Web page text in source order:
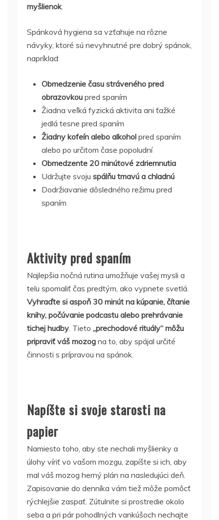
myšlienok.
Spánková hygiena sa vzťahuje na rôzne
návyky, ktoré sú nevyhnutné pre dobrý spánok,
napríklad:
Obmedzenie času stráveného pred
obrazovkou pred spaním
Žiadna veľká fyzická aktivita ani ťažké
jedlá tesne pred spaním
Žiadny kofeín alebo alkohol pred spaním
alebo po určitom čase popoludní
Obmedzente 20 minútové zdriemnutia
Udržujte svoju spálňu tmavú a chladnú
Dodržiavanie dôsledného režimu pred
spaním
Aktivity pred spaním
Najlepšia nočná rutina umožňuje vašej mysli a
telu spomaliť čas predtým, ako vypnete svetlá.
Vyhraďte si aspoň 30 minút na kúpanie, čítanie
knihy, počúvanie podcastu alebo prehrávanie
tichej hudby. Tieto „prechodové rituály“ môžu
pripraviť váš mozog na to, aby spájal určité
činnosti s prípravou na spánok.
Napíšte si svoje starosti na
papier
Namiesto toho, aby ste nechali myšlienky a
úlohy víriť vo vašom mozgu, zapíšte si ich, aby
mal váš mozog herný plán na nasledujúci deň.
Zapisovanie do denníka vám tiež môže pomôcť
rýchlejšie zaspať. Zútulnite si prostredie okolo
seba a pri pár pohodlných vankúšoch nechajte